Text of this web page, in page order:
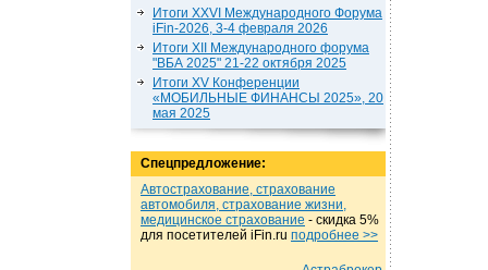
Итоги XXVI Международного Форума
iFin-2026, 3-4 февраля 2026
Итоги XII Международного форума
"ВБА 2025" 21-22 октября 2025
Итоги XV Конференции
«МОБИЛЬНЫЕ ФИНАНСЫ 2025», 20
мая 2025
Спецпредложение:
Автострахование, страхование
автомобиля, страхование жизни,
медицинское страхование - cкидка 5%
для посетителей iFin.ru подробнеe >>